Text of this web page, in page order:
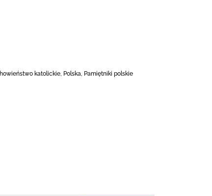
katolickie, Polska, Pamiętniki polskie